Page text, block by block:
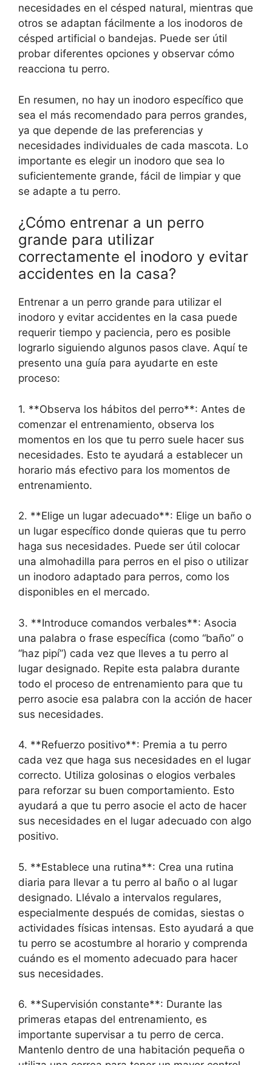
necesidades en el césped natural, mientras que
otros se adaptan fácilmente a los inodoros de
césped artificial o bandejas. Puede ser útil
probar diferentes opciones y observar cómo
reacciona tu perro.
En resumen, no hay un inodoro específico que
sea el más recomendado para perros grandes,
ya que depende de las preferencias y
necesidades individuales de cada mascota. Lo
importante es elegir un inodoro que sea lo
suficientemente grande, fácil de limpiar y que
se adapte a tu perro.
¿Cómo entrenar a un perro
grande para utilizar
correctamente el inodoro y evitar
accidentes en la casa?
Entrenar a un perro grande para utilizar el
inodoro y evitar accidentes en la casa puede
requerir tiempo y paciencia, pero es posible
lograrlo siguiendo algunos pasos clave. Aquí te
presento una guía para ayudarte en este
proceso:
1. **Observa los hábitos del perro**: Antes de
comenzar el entrenamiento, observa los
momentos en los que tu perro suele hacer sus
necesidades. Esto te ayudará a establecer un
horario más efectivo para los momentos de
entrenamiento.
2. **Elige un lugar adecuado**: Elige un baño o
un lugar específico donde quieras que tu perro
haga sus necesidades. Puede ser útil colocar
una almohadilla para perros en el piso o utilizar
un inodoro adaptado para perros, como los
disponibles en el mercado.
3. **Introduce comandos verbales**: Asocia
una palabra o frase específica (como “baño” o
“haz pipí”) cada vez que lleves a tu perro al
lugar designado. Repite esta palabra durante
todo el proceso de entrenamiento para que tu
perro asocie esa palabra con la acción de hacer
sus necesidades.
4. **Refuerzo positivo**: Premia a tu perro
cada vez que haga sus necesidades en el lugar
correcto. Utiliza golosinas o elogios verbales
para reforzar su buen comportamiento. Esto
ayudará a que tu perro asocie el acto de hacer
sus necesidades en el lugar adecuado con algo
positivo.
5. **Establece una rutina**: Crea una rutina
diaria para llevar a tu perro al baño o al lugar
designado. Llévalo a intervalos regulares,
especialmente después de comidas, siestas o
actividades físicas intensas. Esto ayudará a que
tu perro se acostumbre al horario y comprenda
cuándo es el momento adecuado para hacer
sus necesidades.
6. **Supervisión constante**: Durante las
primeras etapas del entrenamiento, es
importante supervisar a tu perro de cerca.
Mantenlo dentro de una habitación pequeña o